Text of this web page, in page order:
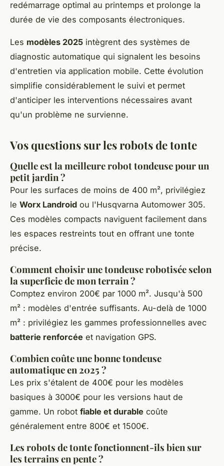
redémarrage optimal au printemps et prolonge la
durée de vie des composants électroniques.
Les modèles 2025 intègrent des systèmes de
diagnostic automatique qui signalent les besoins
d'entretien via application mobile. Cette évolution
simplifie considérablement le suivi et permet
d'anticiper les interventions nécessaires avant
qu'un problème ne survienne.
Vos questions sur les robots de tonte
Quelle est la meilleure robot tondeuse pour un
petit jardin ?
Pour les surfaces de moins de 400 m², privilégiez
le Worx Landroid ou l'Husqvarna Automower 305.
Ces modèles compacts naviguent facilement dans
les espaces restreints tout en offrant une tonte
précise.
Comment choisir une tondeuse robotisée selon
la superficie de mon terrain ?
Comptez environ 200€ par 1000 m². Jusqu'à 500
m² : modèles d'entrée suffisants. Au-delà de 1000
m² : privilégiez les gammes professionnelles avec
batterie renforcée et navigation GPS.
Combien coûte une bonne tondeuse
automatique en 2025 ?
Les prix s'étalent de 400€ pour les modèles
basiques à 3000€ pour les versions haut de
gamme. Un robot fiable et durable coûte
généralement entre 800€ et 1500€.
Les robots de tonte fonctionnent-ils bien sur
les terrains en pente ?